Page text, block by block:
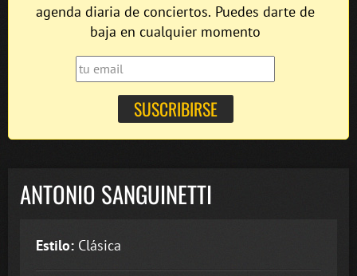
agenda diaria de conciertos. Puedes darte de
baja en cualquier momento
ANTONIO SANGUINETTI
Estilo: Clásica